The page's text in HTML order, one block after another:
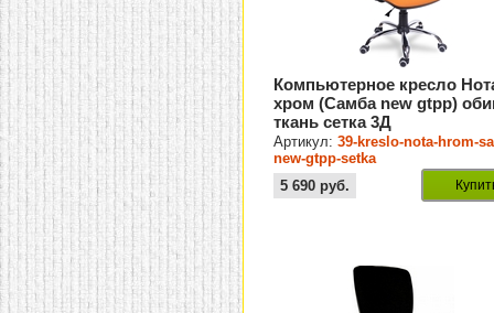
Компьютерное кресло
хром (Самба new gtpp)
ткань сетка 3Д
Артикул:39-kreslo-nota-hrom-
new-gtpp-setka
5 690 руб.